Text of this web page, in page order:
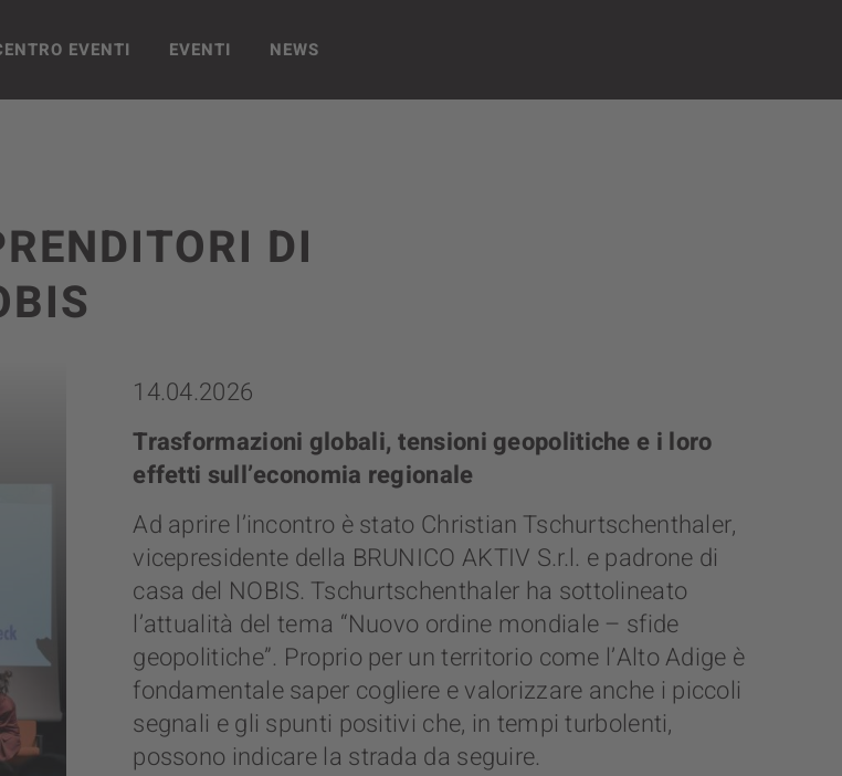
EVENTI EVENTI NEWS
DI
14.04.2026
Trasformazioni globali, tensioni geopolitiche e i loro
effetti sull’economia regionale
Ad aprire l’incontro è stato Christian Tschurtschenthaler,
vicepresidente della BRUNICO AKTIV S.r.l. e padrone di
casa del NOBIS. Tschurtschenthaler ha sottolineato
l’attualità del tema “Nuovo ordine mondiale – sfide
geopolitiche”. Proprio per un territorio come l’Alto Adige è
fondamentale saper cogliere e valorizzare anche i piccoli
segnali e gli spunti positivi che, in tempi turbolenti,
possono indicare la strada da seguire.